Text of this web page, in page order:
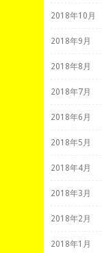
2018年10月
2018年9月
2018年8月
2018年7月
2018年6月
2018年5月
2018年4月
2018年3月
2018年2月
2018年1月